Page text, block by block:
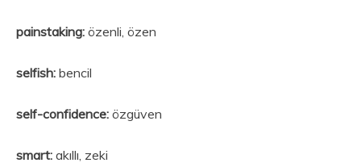
painstaking: özenli, özen
selfish: bencil
self-confidence: özgüven
smart: akıllı, zeki